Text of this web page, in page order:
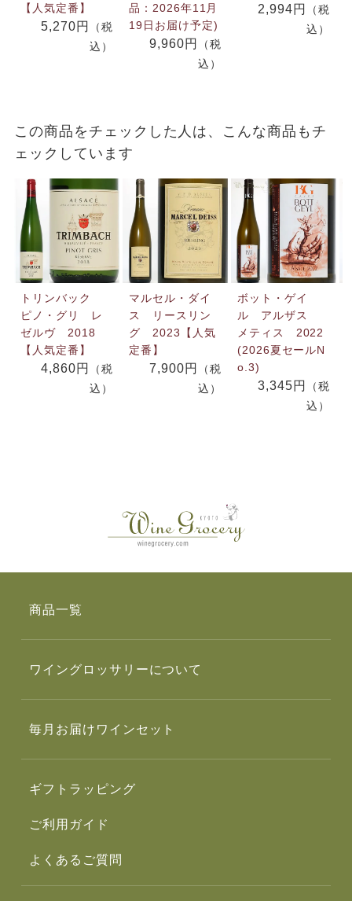
【人気定番】
5,270円
（税
込）
品：2026年11月
19日お届け予定)
9,960円
（税
込）
2,994円
（税
込）
この商品をチェックした人は、こんな商品もチ
ェックしています
トリンバック
ピノ・グリ レ
ゼルヴ 2018
【人気定番】
4,860円
（税
込）
マルセル・ダイ
ス リースリン
グ 2023【人気
定番】
7,900円
（税
込）
ボット・ゲイ
ル アルザス
メティス 2022
(2026夏セールN
o.3)
3,345円
（税
込）
商品一覧
ワイングロッサリーについて
毎月お届けワインセット
ギフトラッピング
ご利用ガイド
よくあるご質問